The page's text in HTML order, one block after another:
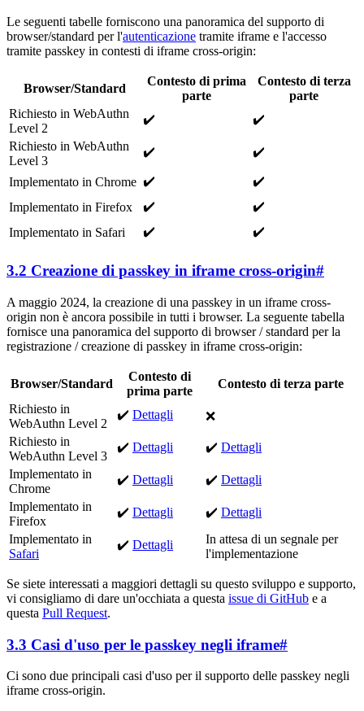
Le seguenti tabelle forniscono una panoramica del supporto di
browser/standard per l'autenticazione tramite iframe e l'accesso
tramite passkey in contesti di iframe cross-origin:
Browser/Standard
Contesto di prima
parte
Contesto di terza
parte
Richiesto in WebAuthn
Level 2
✔️
✔️
Richiesto in WebAuthn
Level 3
✔️ ✔️
Implementato in Chrome ✔️
✔️
Implementato in Firefox
✔️
✔️
Implementato in Safari
✔️ ✔️
3.2 Creazione di passkey in iframe cross-origin#
A maggio 2024, la creazione di una passkey in un iframe cross-
origin non è ancora possibile in tutti i browser. La seguente tabella
fornisce una panoramica del supporto di browser / standard per la
registrazione / creazione di passkey in iframe cross-origin:
Browser/Standard
Contesto di
prima parte
Contesto di terza parte
Richiesto in
WebAuthn Level 2
✔️ Dettagli
❌
Richiesto in
WebAuthn Level 3
✔️ Dettagli ✔️ Dettagli
Implementato in
Chrome
✔️ Dettagli ✔️ Dettagli
Implementato in
Firefox
✔️ Dettagli ✔️ Dettagli
Implementato in
Safari
✔️ Dettagli
In attesa di un segnale per
l'implementazione
Se siete interessati a maggiori dettagli su questo sviluppo e supporto,
vi consigliamo di dare un'occhiata a questa issue di GitHub e a
questa Pull Request.
3.3 Casi d'uso per le passkey negli iframe#
Ci sono due principali casi d'uso per il supporto delle passkey negli
iframe cross-origin.